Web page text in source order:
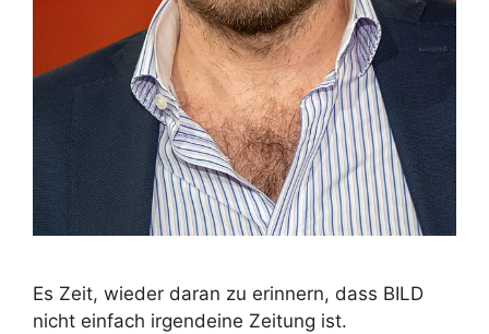
Es Zeit, wieder daran zu erinnern, dass BILD
nicht einfach irgendeine Zeitung ist.